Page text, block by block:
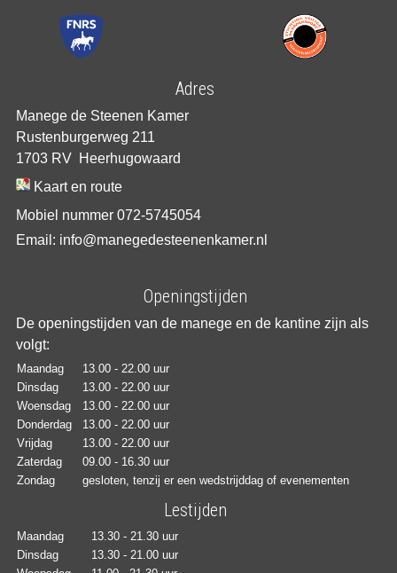
Adres
Manege de Steenen Kamer
Rustenburgerweg 211
1703 RV Heerhugowaard
Kaart en route
Mobiel nummer 072-5745054
Email: info@manegedesteenenkamer.nl
Openingstijden
De openingstijden van de manege en de kantine zijn als
volgt:
Maandag
13.00 - 22.00 uur
Dinsdag
13.00 - 22.00 uur
Woensdag
13.00 - 22.00 uur
Donderdag
13.00 - 22.00 uur
Vrijdag
13.00 - 22.00 uur
Zaterdag
09.00 - 16.30 uur
Zondag
gesloten, tenzij er een wedstrijddag of evenementen
Lestijden
Maandag
13.30 - 21.30 uur
Dinsdag
13.30 - 21.00 uur